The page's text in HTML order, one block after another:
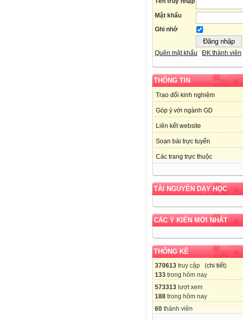
Mật khẩu
Ghi nhớ
Quên mật khẩu ĐK thành viên
THÔNG TIN
Trao đổi kinh nghiệm
Góp ý với ngành GD
Liên kết website
Soạn bài trực tuyến
Các trang trực thuộc
TÀI NGUYÊN DẠY HỌC
CÁC Ý KIẾN MỚI NHẤT
THỐNG KÊ
370613 truy cập (chi tiết)
133 trong hôm nay
573313 lượt xem
188 trong hôm nay
60 thành viên